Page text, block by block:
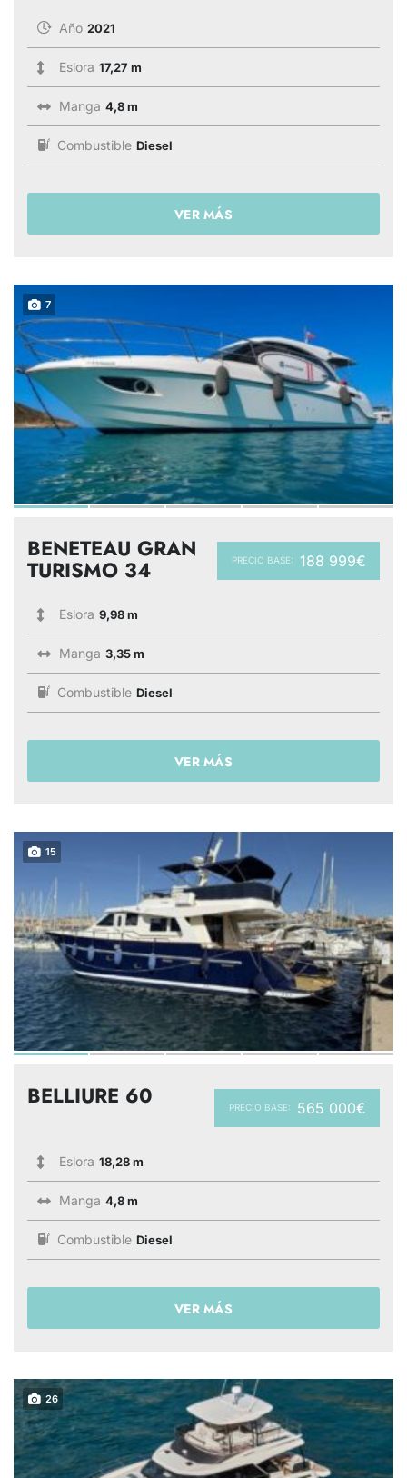
Año 2021
Eslora 17,27 m
Manga 4,8 m
Combustible Diesel
VER MÁS
7
PRECIO BASE: 188 999€
BENETEAU GRAN
TURISMO 34
Eslora 9,98 m
Manga 3,35 m
Combustible Diesel
VER MÁS
15
PRECIO BASE: 565 000€
BELLIURE 60
Eslora 18,28 m
Manga 4,8 m
Combustible Diesel
VER MÁS
26